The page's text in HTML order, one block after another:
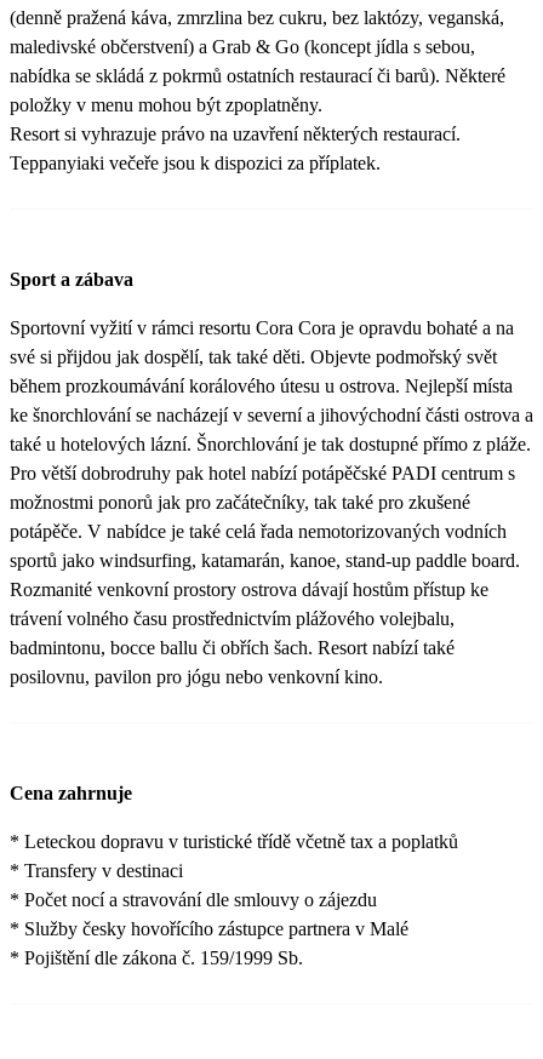
(denně pražená káva, zmrzlina bez cukru, bez laktózy, veganská,
maledivské občerstvení) a Grab & Go (koncept jídla s sebou,
nabídka se skládá z pokrmů ostatních restaurací či barů). Některé
položky v menu mohou být zpoplatněny.
Resort si vyhrazuje právo na uzavření některých restaurací.
Teppanyiaki večeře jsou k dispozici za příplatek.
Sport a zábava
Sportovní vyžití v rámci resortu Cora Cora je opravdu bohaté a na
své si přijdou jak dospělí, tak také děti. Objevte podmořský svět
během prozkoumávání korálového útesu u ostrova. Nejlepší místa
ke šnorchlování se nacházejí v severní a jihovýchodní části ostrova a
také u hotelových lázní. Šnorchlování je tak dostupné přímo z pláže.
Pro větší dobrodruhy pak hotel nabízí potápěčské PADI centrum s
možnostmi ponorů jak pro začátečníky, tak také pro zkušené
potápěče. V nabídce je také celá řada nemotorizovaných vodních
sportů jako windsurfing, katamarán, kanoe, stand-up paddle board.
Rozmanité venkovní prostory ostrova dávají hostům přístup ke
trávení volného času prostřednictvím plážového volejbalu,
badmintonu, bocce ballu či obřích šach. Resort nabízí také
posilovnu, pavilon pro jógu nebo venkovní kino.
Cena zahrnuje
* Leteckou dopravu v turistické třídě včetně tax a poplatků
* Transfery v destinaci
* Počet nocí a stravování dle smlouvy o zájezdu
* Služby česky hovořícího zástupce partnera v Malé
* Pojištění dle zákona č. 159/1999 Sb.